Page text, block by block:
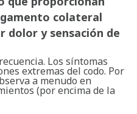
colateral
dolor y sensación de
Los síntomas
extremas del codo. Por
a menudo en
(por encima de la